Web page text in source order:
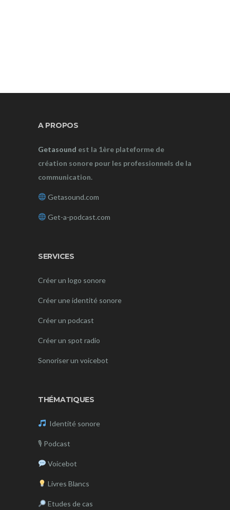
A PROPOS
Getasound est la 1ère plateforme de
création sonore pour les professionnels de la
communication.
Getasound.com
Get-a-podcast.com
SERVICES
Créer un logo sonore
Créer une identité sonore
Créer un podcast
Créer un spot radio
Sonoriser un voicebot
THÉMATIQUES
Identité sonore
🎙 Podcast
Voicebot
Livres Blancs
Etudes de cas